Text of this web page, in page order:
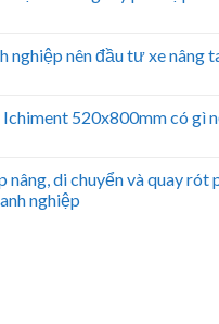
nghiệp nên đầu tư xe nâng
Ichiment 520x800mm có gì
nâng, di chuyển và quay rót
nghiệp